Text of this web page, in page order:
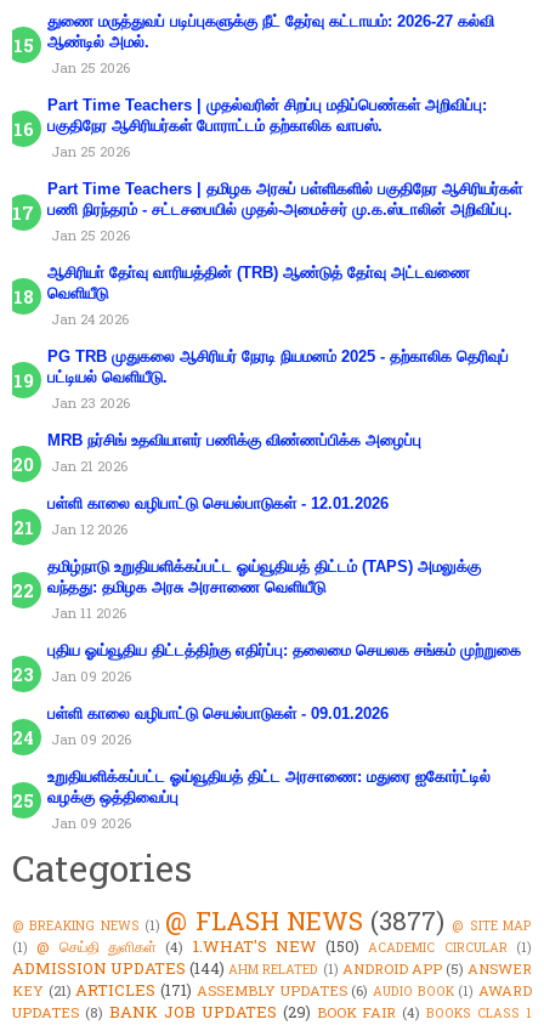
துணை மருத்துவப் படிப்புகளுக்கு நீட் தேர்வு கட்டாயம்: 2026-27 கல்வி
ஆண்டில் அமல்.
Jan 25 2026
Part Time Teachers | முதல்வரின் சிறப்பு மதிப்பெண்கள் அறிவிப்பு:
பகுதிநேர ஆசிரியர்கள் போராட்டம் தற்காலிக வாபஸ்.
Jan 25 2026
Part Time Teachers | தமிழக அரசுப் பள்ளிகளில் பகுதிநேர ஆசிரியர்கள்
பணி நிரந்தரம் - சட்டசபையில் முதல்-அமைச்சர் மு.க.ஸ்டாலின் அறிவிப்பு.
Jan 25 2026
ஆசிரியா் தோ்வு வாரியத்தின் (TRB) ஆண்டுத் தோ்வு அட்டவணை
வெளியீடு
Jan 24 2026
PG TRB முதுகலை ஆசிரியர் நேரடி நியமனம் 2025 - தற்காலிக தெரிவுப்
பட்டியல் வெளியீடு.
Jan 23 2026
MRB நர்சிங் உதவியாளர் பணிக்கு விண்ணப்பிக்க அழைப்பு
Jan 21 2026
பள்ளி காலை வழிபாட்டு செயல்பாடுகள் - 12.01.2026
Jan 12 2026
தமிழ்நாடு உறுதியளிக்கப்பட்ட ஓய்வூதியத் திட்டம் (TAPS) அமலுக்கு
வந்தது: தமிழக அரசு அரசாணை வெளியீடு
Jan 11 2026
புதிய ஓய்வூதிய திட்டத்திற்கு எதிர்ப்பு: தலைமை செயலக சங்கம் முற்றுகை
Jan 09 2026
பள்ளி காலை வழிபாட்டு செயல்பாடுகள் - 09.01.2026
Jan 09 2026
உறுதியளிக்கப்பட்ட ஓய்வூதியத் திட்ட அரசாணை: மதுரை ஐகோர்ட்டில்
வழக்கு ஒத்திவைப்பு
Jan 09 2026
Categories
@ BREAKING NEWS (1) @ FLASH NEWS (3877) @ SITE MAP
(1) @ செய்தி துளிகள் (4) 1.WHAT'S NEW (150) ACADEMIC CIRCULAR (1)
ADMISSION UPDATES (144) AHM RELATED (1) ANDROID APP (5) ANSWER
KEY (21) ARTICLES (171) ASSEMBLY UPDATES (6) AUDIO BOOK (1) AWARD
UPDATES (8) BANK JOB UPDATES (29) BOOK FAIR (4) BOOKS CLASS 1